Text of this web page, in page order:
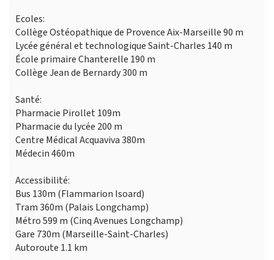
Ecoles:
Collège Ostéopathique de Provence Aix-Marseille 90 m
Lycée général et technologique Saint-Charles 140 m
École primaire Chanterelle 190 m
Collège Jean de Bernardy 300 m
Santé:
Pharmacie Pirollet 109m
Pharmacie du lycée 200 m
Centre Médical Acquaviva 380m
Médecin 460m
Accessibilité:
Bus 130m (Flammarion Isoard)
Tram 360m (Palais Longchamp)
Métro 599 m (Cinq Avenues Longchamp)
Gare 730m (Marseille-Saint-Charles)
Autoroute 1.1 km